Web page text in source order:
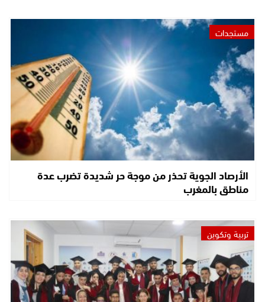
مستجدات
الأرصاد الجوية تحذر من موجة حر شديدة تضرب عدة
مناطق بالمغرب
تربية وتكوين